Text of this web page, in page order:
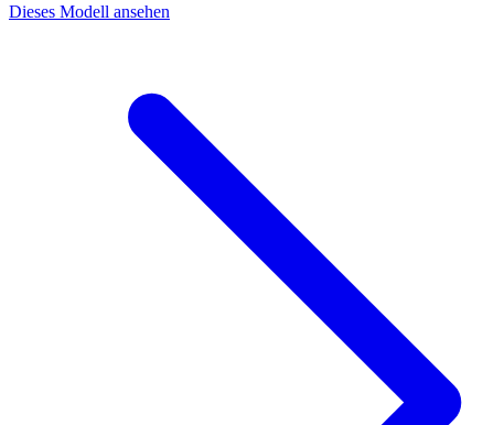
Dieses Modell ansehen